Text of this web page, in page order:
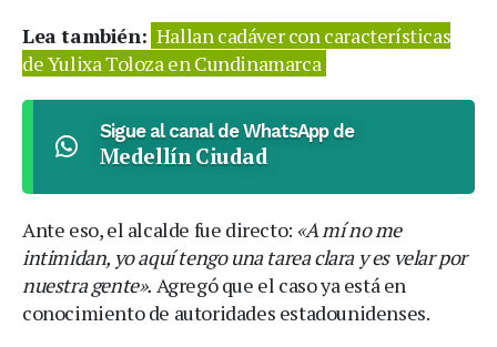
Lea también: Hallan cadáver con características
de Yulixa Toloza en Cundinamarca
Sigue al canal de WhatsApp de
Medellín Ciudad
Ante eso, el alcalde fue directo: «A mí no me
intimidan, yo aquí tengo una tarea clara y es velar por
nuestra gente». Agregó que el caso ya está en
conocimiento de autoridades estadounidenses.